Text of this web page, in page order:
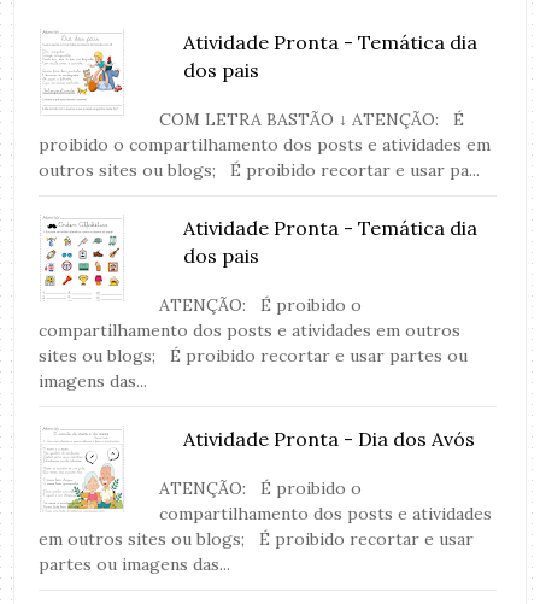
Atividade Pronta - Temática dia
dos pais
COM LETRA BASTÃO ↓ ATENÇÃO: É
proibido o compartilhamento dos posts e atividades em
outros sites ou blogs; É proibido recortar e usar pa...
Atividade Pronta - Temática dia
dos pais
ATENÇÃO: É proibido o
compartilhamento dos posts e atividades em outros
sites ou blogs; É proibido recortar e usar partes ou
imagens das...
Atividade Pronta - Dia dos Avós
ATENÇÃO: É proibido o
compartilhamento dos posts e atividades
em outros sites ou blogs; É proibido recortar e usar
partes ou imagens das...